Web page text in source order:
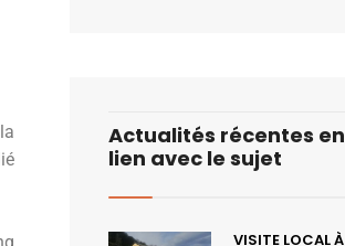
Actualités récentes en
lien avec le sujet
VISITE LOCAL À